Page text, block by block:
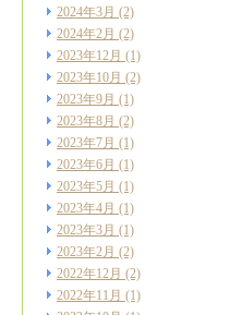
2024年3月 (2)
2024年2月 (2)
2023年12月 (1)
2023年10月 (2)
2023年9月 (1)
2023年8月 (2)
2023年7月 (1)
2023年6月 (1)
2023年5月 (1)
2023年4月 (1)
2023年3月 (1)
2023年2月 (2)
2022年12月 (2)
2022年11月 (1)